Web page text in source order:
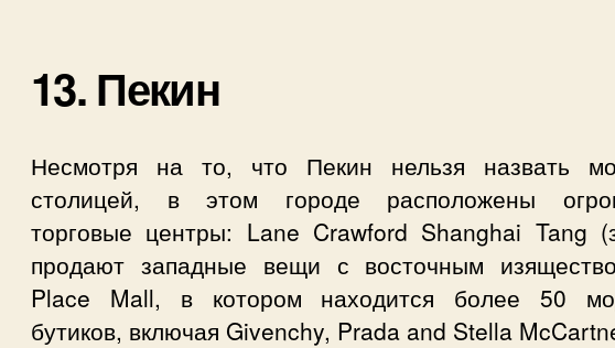
13. Пекин
Несмотря на то, что Пекин нельзя назвать
столицей, в этом городе расположены
торговые центры: Lane Crawford Shanghai Tang
продают западные вещи с восточным
Place Mall, в котором находится более 50
бутиков, включая Givenchy, Prada and Stella